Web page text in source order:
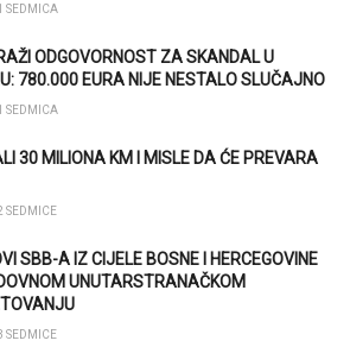
SEDMICA
ODGOVORNOST ZA SKANDAL U
780.000 EURA NIJE NESTALO SLUČAJNO
SEDMICA
30 MILIONA KM I MISLE DA ĆE PREVARA
SEDMICE
SBB-A IZ CIJELE BOSNE I HERCEGOVINE
UNUTARSTRANAČKOM
SEDMICE